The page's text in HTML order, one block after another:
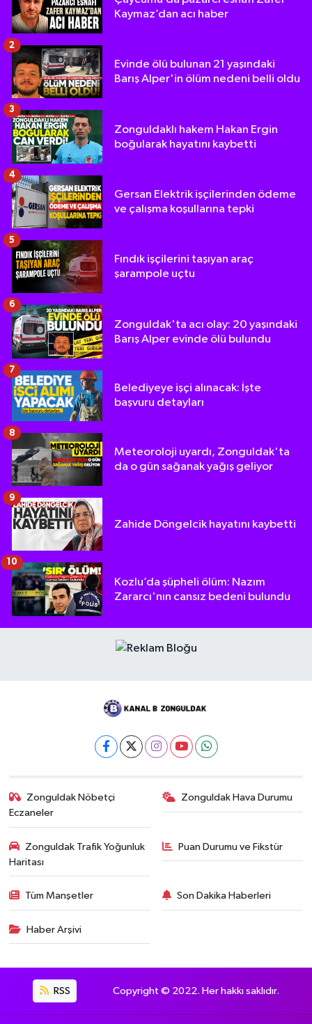
Kaymaz’dan acı haber
Evinde ölü bulunan 21 yaşındaki
Barış Alper'in ölüm nedeni belli oldu
2
Zonguldaklı hakem Hakan Ergin
boğularak hayatını kaybetti
3
Gersan Elektrik işçilerinden ödeme
ve çalışma koşullarına tepki
4
Fındık işçilerini taşıyan araç
şarampole uçtu
5
Zonguldak'ta acı olay: 20 yaşındaki
Barış Alper evinde ölü bulundu
6
Belediyeye işçi alınacak: İşte
başvuru detayları
7
Meteoroloji uyardı, Zonguldak'ta
da o gün sağanak yağış geliyor
8
Zahide Döngelcik hayatını kaybetti
9
Kozlu’da şüpheli ölüm: Nazım
Zararcı'nın cansız bedeni bulundu
10
Zonguldak Nöbetçi
Eczaneler
Zonguldak Hava Durumu
Zonguldak Trafik Yoğunluk
Haritası
Puan Durumu ve Fikstür
Tüm Manşetler Son Dakika Haberleri
Haber Arşivi
RSS Copyright © 2022. Her hakkı saklıdır.